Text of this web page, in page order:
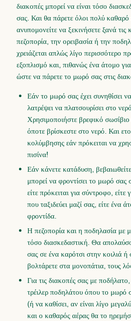
διακοπές μπορεί να είναι τόσο
σας. Και θα πάρετε όλοι πολύ
ανυπομονείτε να ξεκινήσετε ξανά τις
πεζοπορία, την ορειβασία ή την
χρειάζεται απλώς λίγο περισσότερο
εξοπλισμό και, πιθανώς ένα άτομο
ώστε να πάρετε το μωρό σας στις
Εάν το μωρό σας έχει συνηθίσει
λατρέψει να πλατσουρίσει στο
Χρησιμοποιήστε βρεφικό
όποτε βρίσκεστε στο νερό. Και
κολύμβησηςεάν πρόκειται να
πισίνα!
Εάν κάνετε κατάδυση,
μπορεί να φροντίσει το μωρό σας
είτε πρόκειται για σύντροφο, είτε
που ταξιδεύει μαζί σας, είτε ένα
φροντίδα.
Η πεζοπορία και η ποδηλασία με
τόσο διασκεδαστική. Θα
σας σε ένα καρότσι στην κοιλιά
βολτάρετε στα μονοπάτια, τους
Για τις διακοπές σας με
τρέιλερ ποδηλάτου όπου το μωρό
(ή να καθίσει, αν είναι λίγο
και ο καθαρός αέρας θα το